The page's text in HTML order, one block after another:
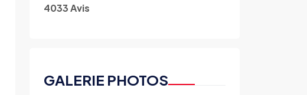
4033 Avis
GALERIE PHOTOS